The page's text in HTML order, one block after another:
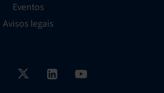
Eventos
Avisos legais